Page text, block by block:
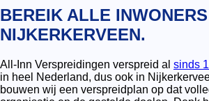
BEREIK ALLE
NIJKERKERVEEN.
All-Inn Verspreidingen verspreid al sinds
in heel Nederland, dus ook in
bouwen wij een verspreidplan op dat